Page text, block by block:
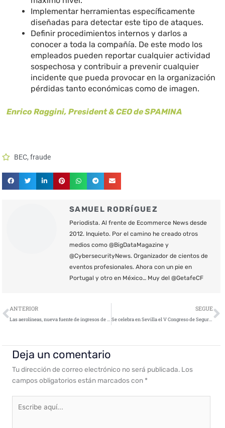
Implementar herramientas específicamente
diseñadas para detectar este tipo de ataques.
Definir procedimientos internos y darlos a
conocer a toda la compañía. De este modo los
empleados pueden reportar cualquier actividad
sospechosa y contribuir a prevenir cualquier
incidente que pueda provocar en la organización
pérdidas tanto económicas como de imagen.
Enrico Raggini, President & CEO de SPAMINA
BEC,fraude
SAMUEL RODRÍGUEZ
Periodista. Al frente de Ecommerce News desde
2012. Inquieto. Por el camino he creado otros
medios como @BigDataMagazine y
@CybersecurityNews. Organizador de cientos de
eventos profesionales. Ahora con un pie en
Portugal y otro en México… Muy del @GetafeCF
Ant
ANTERIOR SEGUE
Deja un comentario
Tu dirección de correo electrónico no será publicada. Los
campos obligatorios están marcados con *
aquí...